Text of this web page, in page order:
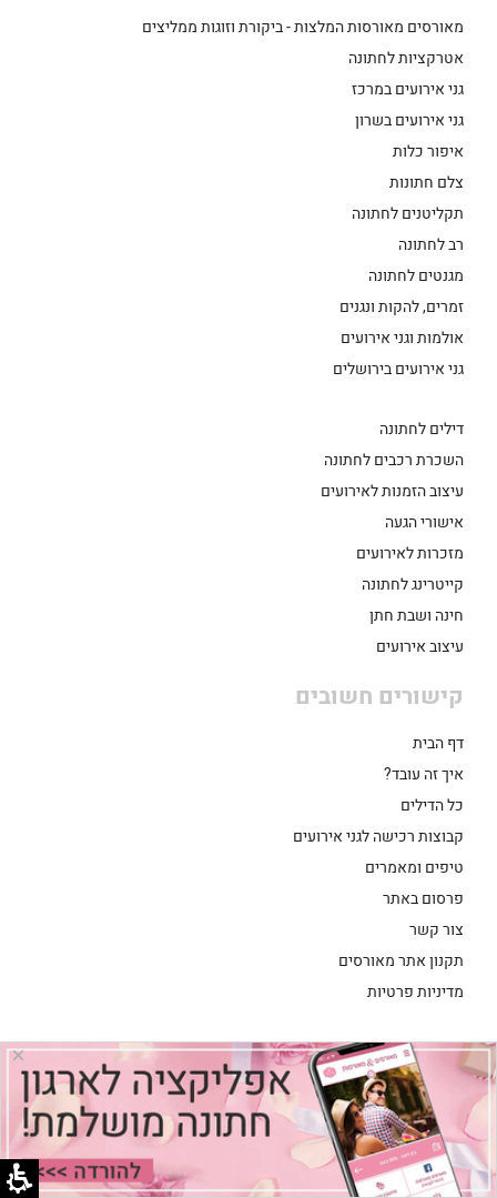
מאורסים מאורסות המלצות - ביקורת וזוגות ממליצים
אטרקציות לחתונה
גני אירועים במרכז
גני אירועים בשרון
איפור כלות
צלם חתונות
תקליטנים לחתונה
רב לחתונה
מגנטים לחתונה
זמרים, להקות ונגנים
אולמות וגני אירועים
גני אירועים בירושלים
דילים לחתונה
השכרת רכבים לחתונה
עיצוב הזמנות לאירועים
אישורי הגעה
מזכרות לאירועים
קייטרינג לחתונה
חינה ושבת חתן
עיצוב אירועים
קישורים חשובים
דף הבית
איך זה עובד?
כל הדילים
קבוצות רכישה לגני אירועים
טיפים ומאמרים
פרסום באתר
צור קשר
תקנון אתר מאורסים
מדיניות פרטיות
ספקים מומלצים לקבוצות רכישה
רשימת גני אירועים לפי אזורים
מאורסים ומאורסות בדרך לחתונה
כניסת ספקים
הצהרת נגישות
×